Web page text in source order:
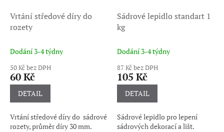
Vrtání středové díry do
rozety
Dodání 3-4 týdny
50 Kč bez DPH
60 Kč
DETAIL
Vrtání středové díry do sádrové
rozety, průměr díry 30 mm.
Sádrové lepidlo standart 1
kg
Dodání 3-4 týdny
87 Kč bez DPH
105 Kč
DETAIL
Sádrové lepidlo pro lepení
sádrových dekorací a lišt.